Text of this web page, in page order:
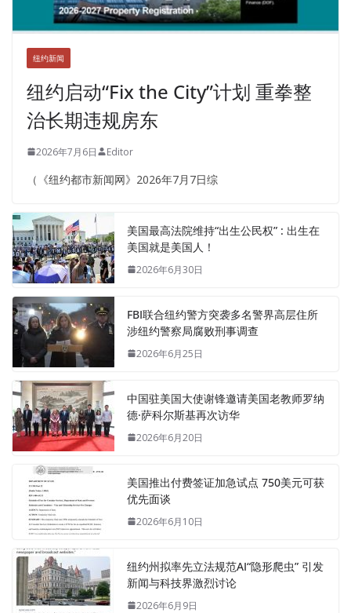
纽约新闻
纽约启动“Fix the City”计划 重拳整
治长期违规房东
2026年7月6日 Editor
（《纽约都市新闻网》2026年7月7日综
美国最高法院维持“出生公民权” : 出生在
美国就是美国人！
2026年6月30日
FBI联合纽约警方突袭多名警界高层住所
涉纽约警察局腐败刑事调查
2026年6月25日
中国驻美国大使谢锋邀请美国老教师罗纳
德·萨科尔斯基再次访华
2026年6月20日
美国推出付费签证加急试点 750美元可获
优先面谈
2026年6月10日
纽约州拟率先立法规范AI“隐形爬虫” 引发
新闻与科技界激烈讨论
2026年6月9日